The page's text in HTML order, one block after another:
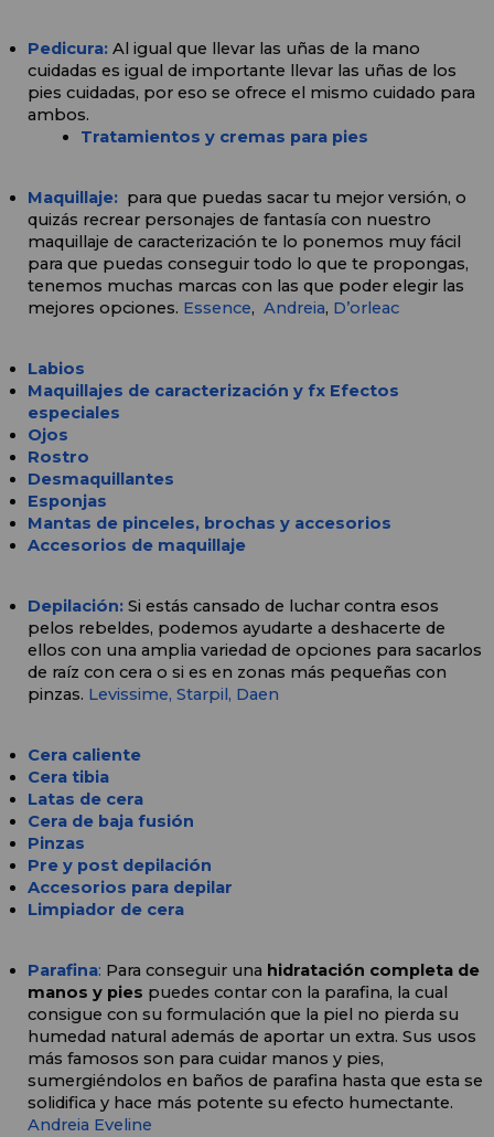
Pedicura: Al igual que llevar las uñas de la mano
cuidadas es igual de importante llevar las uñas de los
pies cuidadas, por eso se ofrece el mismo cuidado para
ambos.
Tratamientos y cremas para pies
Maquillaje: para que puedas sacar tu mejor versión, o
quizás recrear personajes de fantasía con nuestro
maquillaje de caracterización te lo ponemos muy fácil
para que puedas conseguir todo lo que te propongas,
tenemos muchas marcas con las que poder elegir las
mejores opciones. Essence, Andreia, D’orleac
Labios
Maquillajes de caracterización y fx Efectos
especiales
Ojos
Rostro
Desmaquillantes
Esponjas
Mantas de pinceles, brochas y accesorios
Accesorios de maquillaje
Depilación: Si estás cansado de luchar contra esos
pelos rebeldes, podemos ayudarte a deshacerte de
ellos con una amplia variedad de opciones para sacarlos
de raíz con cera o si es en zonas más pequeñas con
pinzas. Levissime, Starpil, Daen
Cera caliente
Cera tibia
Latas de cera
Cera de baja fusión
Pinzas
Pre y post depilación
Accesorios para depilar
Limpiador de cera
Parafina: Para conseguir una hidratación completa de
manos y pies puedes contar con la parafina, la cual
consigue con su formulación que la piel no pierda su
humedad natural además de aportar un extra. Sus usos
más famosos son para cuidar manos y pies,
sumergiéndolos en baños de parafina hasta que esta se
Andreia Eveline